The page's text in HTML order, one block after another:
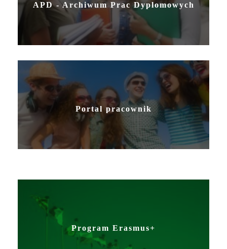
APD - Archiwum Prac Dyplomowych
Portal pracownik
Program Erasmus+